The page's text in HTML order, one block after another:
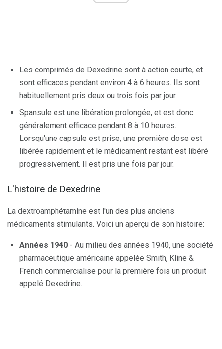
Les comprimés de Dexedrine sont à action courte, et
sont efficaces pendant environ 4 à 6 heures. Ils sont
habituellement pris deux ou trois fois par jour.
Spansule est une libération prolongée, et est donc
généralement efficace pendant 8 à 10 heures.
Lorsqu'une capsule est prise, une première dose est
libérée rapidement et le médicament restant est libéré
progressivement. Il est pris une fois par jour.
L'histoire de Dexedrine
La dextroamphétamine est l'un des plus anciens
médicaments stimulants. Voici un aperçu de son histoire:
Années 1940 - Au milieu des années 1940, une société
pharmaceutique américaine appelée Smith, Kline &
French commercialise pour la première fois un produit
appelé Dexedrine.